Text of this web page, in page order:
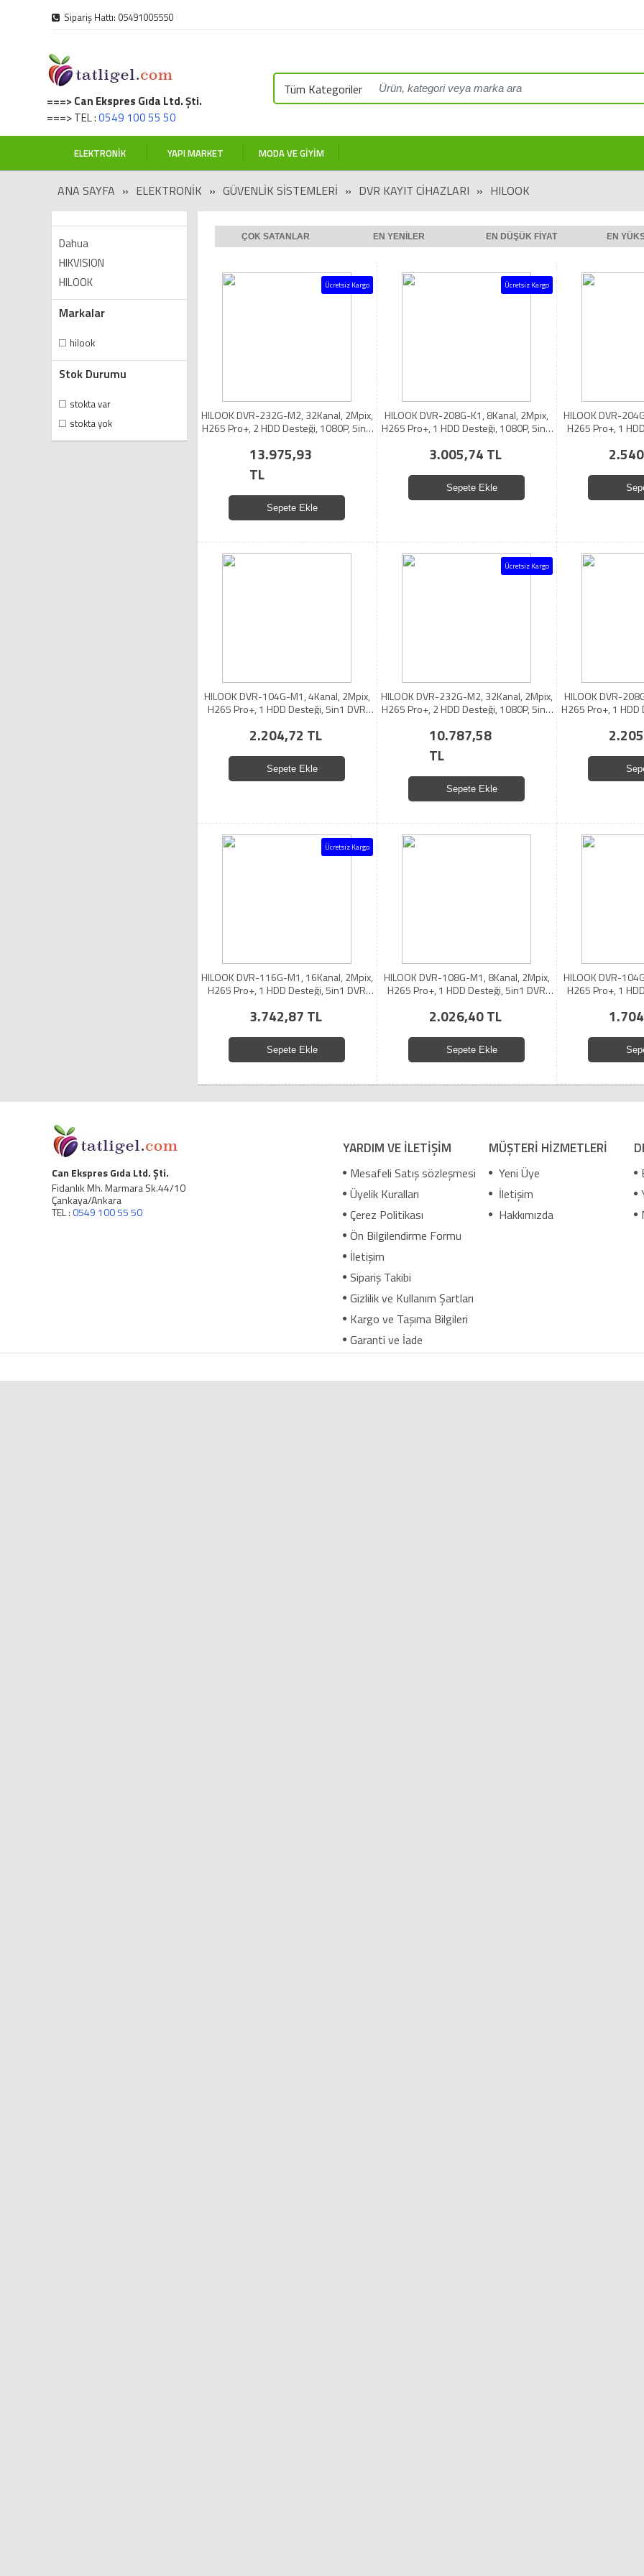
Sipariş Hattı: 05491005550
===> Can Ekspres Gıda Ltd. Şti.
===> TEL :0549 100 55 50
Tüm Kategoriler
ELEKTRONIK YAPI MARKET MODA VE GIYIM
ANA SAYFA » ELEKTRONIK » GÜVENLİK SİSTEMLERİ » DVR KAYIT CİHAZLARI » HILOOK
Dahua
HIKVISION
HILOOK
Markalar
hilook
Stok Durumu
stokta var
stokta yok
ÇOK SATANLAR EN YENILER EN DÜŞÜK FIYAT EN
Ücretsiz Kargo
HILOOK DVR-232G-M2, 32Kanal, 2Mpix,
H265 Pro+, 2 HDD Desteği, 1080P, 5in1
13.975,93
TL
Sepete Ekle
Ücretsiz Kargo
HILOOK DVR-208G-K1, 8Kanal, 2Mpix,
H265 Pro+, 1 HDD Desteği, 1080P, 5in1
3.005,74 TL
Sepete Ekle
HILOOK DVR-
H265 Pro+, 1
HILOOK DVR-104G-M1, 4Kanal, 2Mpix,
H265 Pro+, 1 HDD Desteği, 5in1 DVR
2.204,72 TL
Sepete Ekle
Ücretsiz Kargo
HILOOK DVR-232G-M2, 32Kanal, 2Mpix,
H265 Pro+, 2 HDD Desteği, 1080P, 5in1
10.787,58
TL
Sepete Ekle
HILOOK DVR-
H265 Pro+, 1
Ücretsiz Kargo
HILOOK DVR-116G-M1, 16Kanal, 2Mpix,
H265 Pro+, 1 HDD Desteği, 5in1 DVR
3.742,87 TL
Sepete Ekle
HILOOK DVR-108G-M1, 8Kanal, 2Mpix,
H265 Pro+, 1 HDD Desteği, 5in1 DVR
2.026,40 TL
Sepete Ekle
HILOOK DVR-
H265 Pro+, 1
Can Ekspres Gıda Ltd. Şti.
Fidanlık Mh. Marmara Sk.44/10
Çankaya/Ankara
TEL :0549 100 55 50
YARDIM VE İLETİŞİM
Mesafeli Satış sözleşmesi
Üyelik Kuralları
Çerez Politikası
Ön Bilgilendirme Formu
İletişim
Sipariş Takibi
Gizlilik ve Kullanım Şartları
Kargo ve Taşıma Bilgileri
Garanti ve İade
MÜŞTERİ HİZMETLERİ
Yeni Üye
İletişim
Hakkımızda